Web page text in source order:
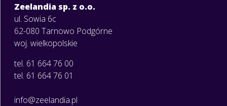
Zeelandia sp. z o.o.
ul. Sowia 6c
62-080 Tarnowo Podgórne
woj. wielkopolskie
tel. 61 664 76 00
tel. 61 664 76 01
info@zeelandia.pl